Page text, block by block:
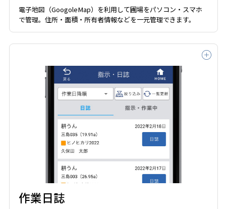
電子地図（GoogoleMap）を利用して圃場をパソコン・スマホ
で管理。住所・面積・所有者情報などを一元管理できます。
作業日誌